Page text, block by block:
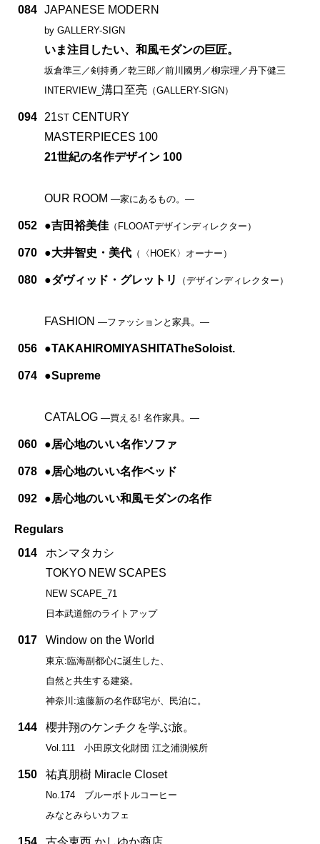
084 JAPANESE MODERN
by GALLERY-SIGN
いま注目したい、和風モダンの巨匠。
坂倉準三／剣持勇／乾三郎／前川國男／柳宗理／丹下健三
INTERVIEW_ 溝口至亮 （GALLERY-SIGN）
094 21ST CENTURY
MASTERPIECES 100
21世紀の名作デザイン 100
OUR ROOM ―家にあるもの。―
052 ●吉田裕美佳 （FLOOATデザインディレクター）
070 ●大井智史・美代 （〈HOEK〉オーナー）
080 ●ダヴィッド・グレットリ （デザインディレクター）
FASHION ―ファッションと家具。―
056 ●TAKAHIROMIYASHITATheSoloist.
074 ●Supreme
CATALOG ―買える! 名作家具。―
060 ●居心地のいい名作ソファ
078 ●居心地のいい名作ベッド
092 ●居心地のいい和風モダンの名作
Regulars
014
ホンマタカシ
TOKYO NEW SCAPES
NEW SCAPE_71
日本武道館のライトアップ
017 Window on the World
東京:臨海副都心に誕生した、
自然と共生する建築。
神奈川:遠藤新の名作邸宅が、民泊に。
144 櫻井翔のケンチクを学ぶ旅。
Vol.111 小田原文化財団 江之浦測候所
150 祐真朋樹 Miracle Closet
No.174 ブルーボトルコーヒー
みなとみらいカフェ